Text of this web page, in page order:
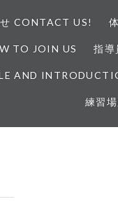
CONTACT US!
TO JOIN US 指
AND
練習